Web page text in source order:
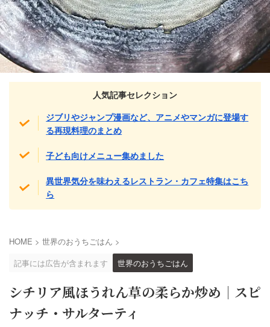
人気記事セレクション
ジブリやジャンプ漫画など、アニメやマンガに登場す
る再現料理のまとめ
子ども向けメニュー集めました
異世界気分を味わえるレストラン・カフェ特集はこち
ら
HOME > 世界のおうちごはん >
記事には広告が含まれます
世界のおうちごはん
シチリア風ほうれん草の柔らか炒め｜スピ
ナッチ・サルターティ